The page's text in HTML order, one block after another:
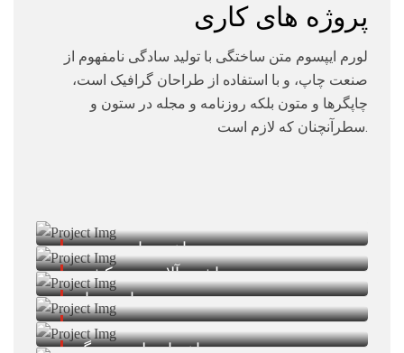
پروژه های کاری
لورم ایپسوم متن ساختگی با تولید سادگی نامفهوم از
صنعت چاپ، و با استفاده از طراحان گرافیک است،
چاپگرها و متون بلکه روزنامه و مجله در ستون و
سطرآنچنان که لازم است.
زیرساخت های صنعتی
ماشین آلات سیم کشی
تعمیر جاده و راه
تعویض موتور